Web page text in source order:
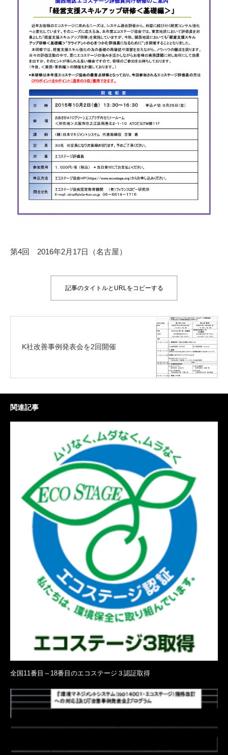
第4回 2016年2月17日（名古屋）
記事のタイトルとURLをコピーする
K社改善事例発表会を2回開催
関連記事
全国11番目～18番目のエコステージ３認証取得